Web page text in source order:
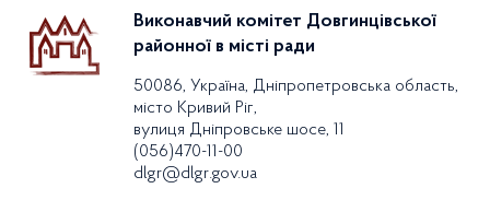
Виконавчий комітет Довгинцівської
районної в місті ради
50086, Україна, Дніпропетровська область,
місто Кривий Ріг,
вулиця Дніпровське шосе, 11
(056)470-11-00
dlgr@dlgr.gov.ua